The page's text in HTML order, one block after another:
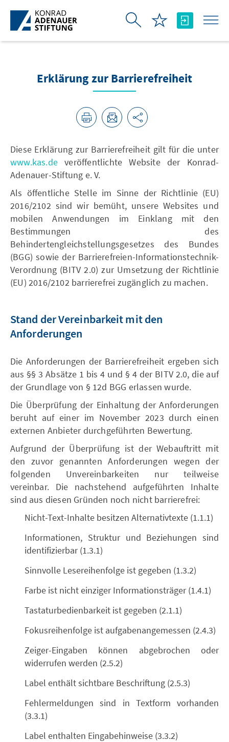
Skip to Main Content
Erklärung zur Barrierefreiheit
Diese Erklärung zur Barrierefreiheit gilt für die unter
www.kas.deveröffentlichte Website der Konrad-
Adenauer-Stiftung e. V.
Als öffentliche Stelle im Sinne der Richtlinie (EU)
2016/2102 sind wir bemüht, unsere Websites und
mobilen Anwendungen im Einklang mit den
Bestimmungen des
Behindertengleichstellungsgesetzes des Bundes
(BGG) sowie der Barrierefreien-Informationstechnik-
Verordnung (BITV 2.0) zur Umsetzung der Richtlinie
(EU) 2016/2102 barrierefrei zugänglich zu machen.
Stand der Vereinbarkeit mit den
Anforderungen
Die Anforderungen der Barrierefreiheit ergeben sich
aus §§ 3 Absätze 1 bis 4 und § 4 der BITV 2.0, die auf
der Grundlage von § 12d BGG erlassen wurde.
Die Überprüfung der Einhaltung der Anforderungen
beruht auf einer im November 2023 durch einen
externen Anbieter durchgeführten Bewertung.
Aufgrund der Überprüfung ist der Webauftritt mit
den zuvor genannten Anforderungen wegen der
folgenden Unvereinbarkeiten nur teilweise
vereinbar. Die nachstehend aufgeführten Inhalte
sind aus diesen Gründen noch nicht barrierefrei:
Nicht-Text-Inhalte besitzen Alternativtexte (1.1.1)
Informationen, Struktur und Beziehungen sind
identifizierbar (1.3.1)
Sinnvolle Lesereihenfolge ist gegeben (1.3.2)
Farbe ist nicht einziger Informationsträger (1.4.1)
Tastaturbedienbarkeit ist gegeben (2.1.1)
Fokusreihenfolge ist aufgabenangemessen (2.4.3)
Zeiger-Eingaben können abgebrochen oder
widerrufen werden (2.5.2)
Label enthält sichtbare Beschriftung (2.5.3)
Fehlermeldungen sind in Textform vorhanden
(3.3.1)
Label enthalten Eingabehinweise (3.3.2)